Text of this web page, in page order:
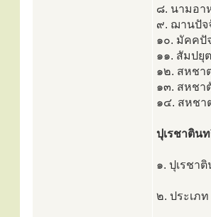
๘. นามอา
๙. ฌานปัจ
๑๐. มัคคปั
๑๑. สัมปยุ
๑๒. สหชา
๑๓. สหชา
๑๔. สหชา
ปุเรชาติน
๑. ปุเรชา
๒. ประเภ